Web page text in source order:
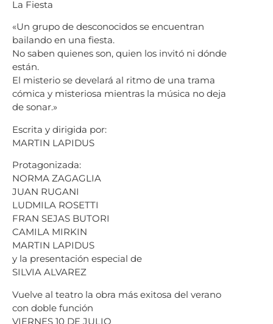
La Fiesta
«Un grupo de desconocidos se encuentran
bailando en una fiesta.
No saben quienes son, quien los invitó ni dónde
están.
El misterio se develará al ritmo de una trama
cómica y misteriosa mientras la música no deja
de sonar.»
Escrita y dirigida por:
MARTIN LAPIDUS
Protagonizada:
NORMA ZAGAGLIA
JUAN RUGANI
LUDMILA ROSETTI
FRAN SEJAS BUTORI
CAMILA MIRKIN
MARTIN LAPIDUS
y la presentación especial de
SILVIA ALVAREZ
Vuelve al teatro la obra más exitosa del verano
con doble función
VIERNES 10 DE JULIO